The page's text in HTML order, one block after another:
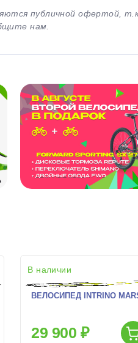
публичной офертой,
нам.
В наличии
ВЕЛОСИПЕД INTRINO
29 900 ₽